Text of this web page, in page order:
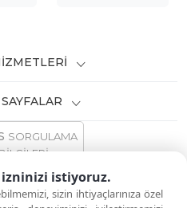
istiyoruz.
sizin ihtiyaçlarınıza özel
SORGULAMA